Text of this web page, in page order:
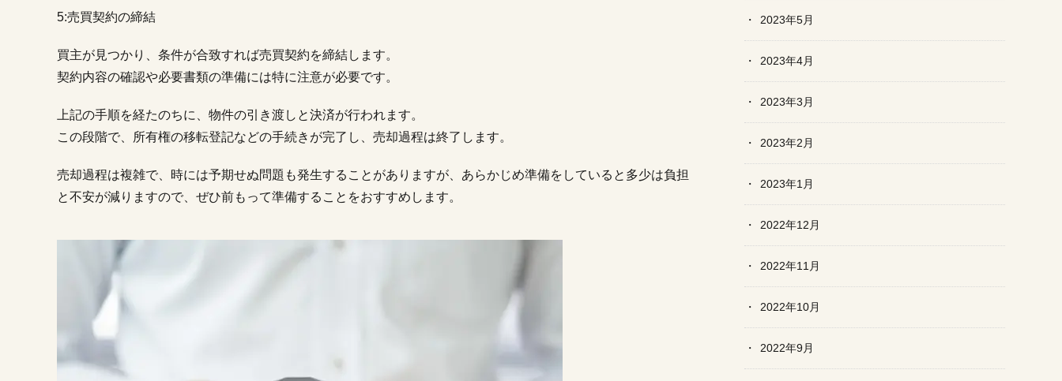
5:売買契約の締結
買主が見つかり、条件が合致すれば売買契約を締結します。
契約内容の確認や必要書類の準備には特に注意が必要です。
上記の手順を経たのちに、物件の引き渡しと決済が行われます。
この段階で、所有権の移転登記などの手続きが完了し、売却過程は終了します。
売却過程は複雑で、時には予期せぬ問題も発生することがありますが、あらかじめ準備をしていると多少は負担
と不安が減りますので、ぜひ前もって準備することをおすすめします。
2023年5月
2023年4月
2023年3月
2023年2月
2023年1月
2022年12月
2022年11月
2022年10月
2022年9月